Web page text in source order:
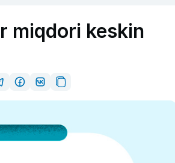
miqdori keskin